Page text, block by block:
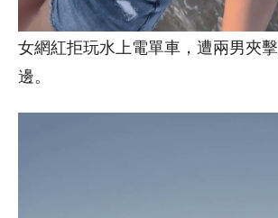
女網紅拒玩水上電單車，遭兩男夾
邊。